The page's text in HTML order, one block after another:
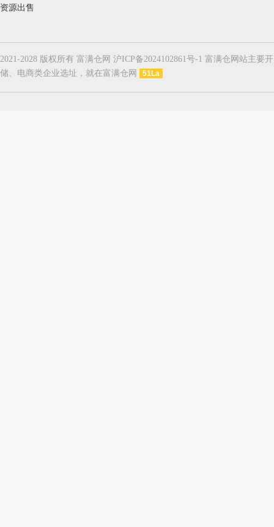
资源出售
2021-2028 版权所有 富满仓网 沪ICP备2024102861号-1 富满仓网站主
储、电商类企业选址，就在富满仓网
51La